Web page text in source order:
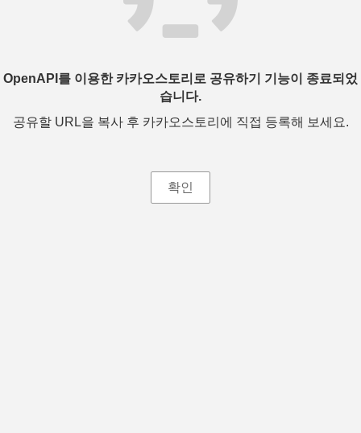
OpenAPI를 이용한 카카오스토리로 공유하기 기능이 종료되었
습니다.
공유할 URL을 복사 후 카카오스토리에 직접 등록해 보세요.
확인